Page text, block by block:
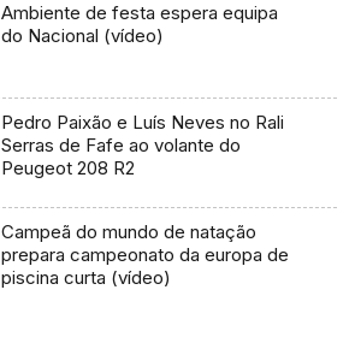
Ambiente de festa espera equipa
do Nacional (vídeo)
Pedro Paixão e Luís Neves no Rali
Serras de Fafe ao volante do
Peugeot 208 R2
Campeã do mundo de natação
prepara campeonato da europa de
piscina curta (vídeo)